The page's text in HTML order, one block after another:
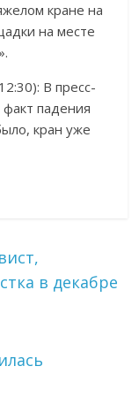
кране на
на месте
В пресс-
падения
кран уже
в декабре